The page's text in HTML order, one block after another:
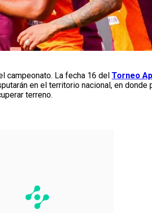
campeonato. La fecha 16 del Torneo
en el territorio nacional, en
terreno.